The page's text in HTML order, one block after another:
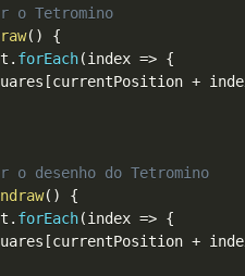
o Tetromino
( )
{
. forEach(index => {
[currentPosition +
o desenho do Tetromino
( )
{
. forEach(index => {
[currentPosition +